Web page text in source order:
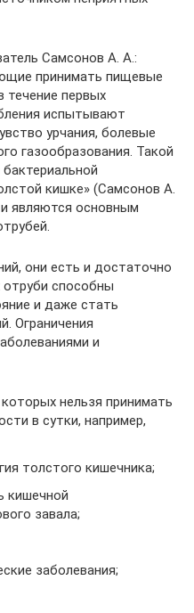
Самсонов А. А.:
принимать пищевые
течение первых
испытывают
урчания, болевые
газообразования. Такой
кишке» (Самсонов А.
являются основным
они есть и достаточно
отруби способны
и даже стать
Ограничения
и
нельзя принимать
в сутки, например,
толстого кишечника;
кишечной
завала;
заболевания;